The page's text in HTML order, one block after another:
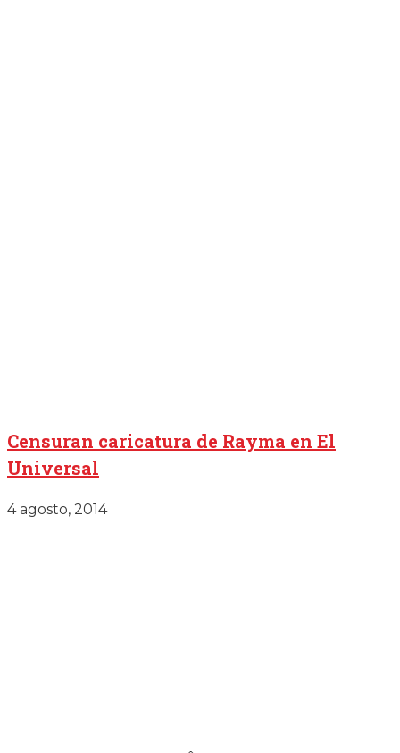
Censuran caricatura de Rayma en El
Universal
4 agosto, 2014